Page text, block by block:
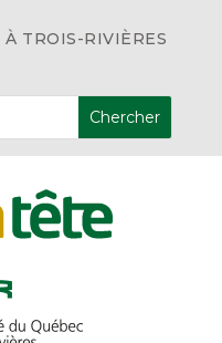
TROIS-RIVIÈRES